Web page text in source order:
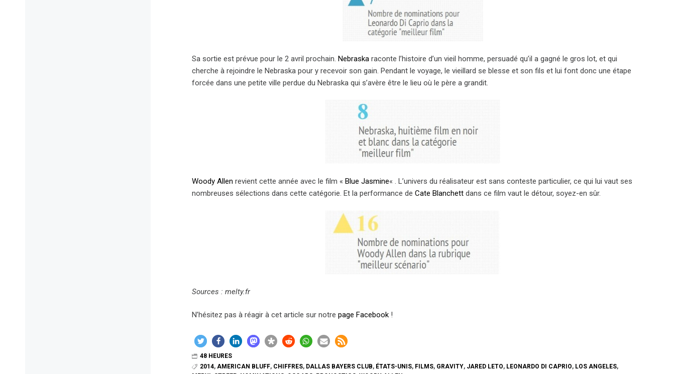
Sa sortie est prévue pour le 2 avril prochain.Nebraska raconte l’histoire d’un vieil homme, persuadé qu’il a gagné le gros lot, et qui
cherche à rejoindre le Nebraska pour y recevoir son gain. Pendant le voyage, le vieillard se blesse et son fils et lui font donc une étape
forcée dans une petite ville perdue du Nebraska qui s’avère être le lieu où le père a grandit.
Woody Allen revient cette année avec le film «Blue Jasmine« . L’univers du réalisateur est sans conteste particulier, ce qui lui vaut ses
nombreuses sélections dans cette catégorie. Et la performance deCate Blanchett dans ce film vaut le détour, soyez-en sûr.
Sources : melty.fr
N’hésitez pas à réagir à cet article sur notrepage Facebook !
48 HEURES
2014,AMERICAN BLUFF, CHIFFRES, DALLAS BAYERS CLUB, ÉTATS-UNIS, FILMS, GRAVITY, JARED LETO, LEONARDO DI CAPRIO, LOS ANGELES,